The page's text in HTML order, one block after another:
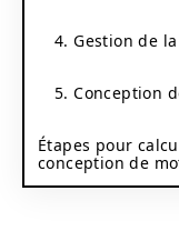
4. Gestion de
5. Conception
Étapes pour
conception de